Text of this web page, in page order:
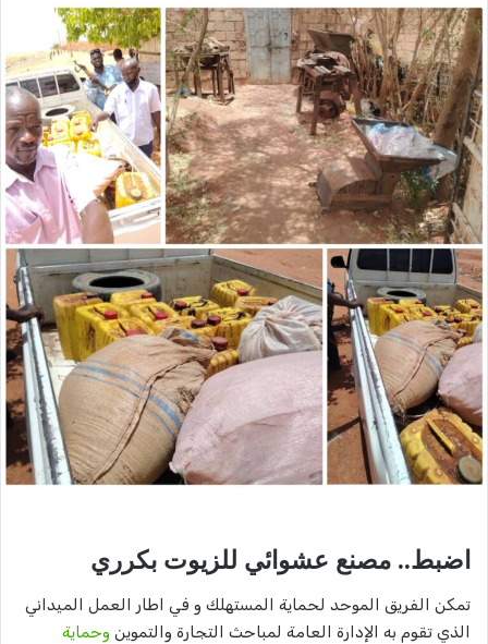
اضبط.. مصنع عشوائي للزيوت بكرري
تمكن الفريق الموحد لحماية المستهلك و في اطار العمل الميداني
الذي تقوم به الإدارة العامة لمباحث التجارة والتموين وحماية